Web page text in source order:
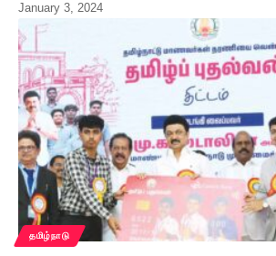
January 3, 2024
தமிழ்நாடு